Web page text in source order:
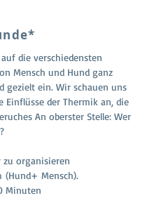
die verschiedensten
Mensch und Hund ganz
gezielt ein. Wir schauen uns
Einflüsse der Thermik an, die
An oberster Stelle: Wer
zu organisieren
(Hund+ Mensch)​.
Minuten